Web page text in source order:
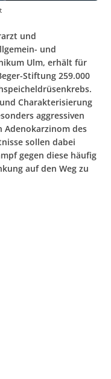
und
und
Ulm, erhält für
Stiftung 259.000
Charakterisierung
aggressiven
Adenokarzinom des
sollen dabei
gegen diese häufig
auf den Weg zu